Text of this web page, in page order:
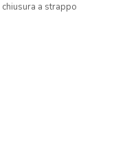
a strappo